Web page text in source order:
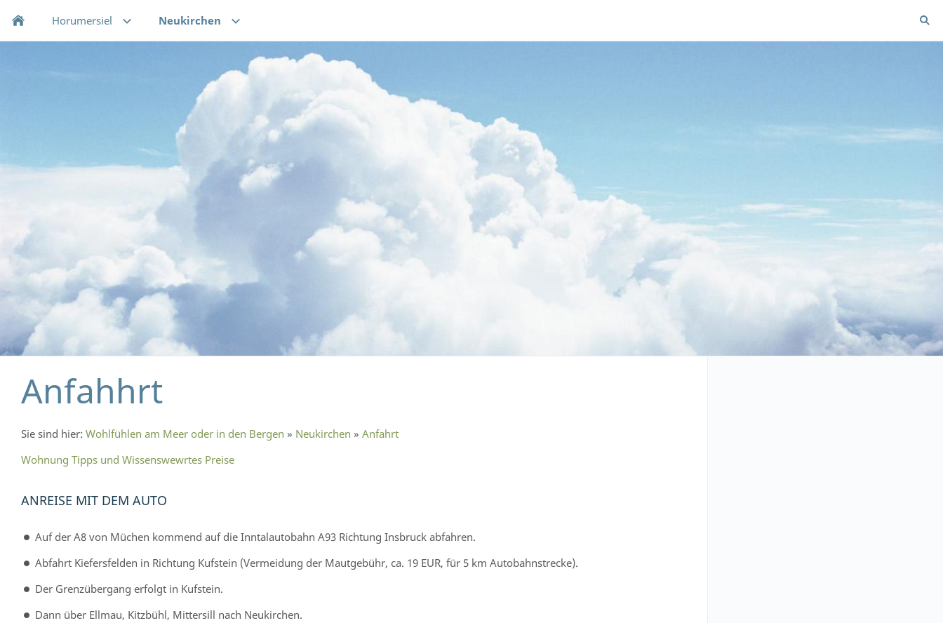
Horumersiel Neukirchen
Anfahhrt
Sie sind hier: Wohlfühlen am Meer oder in den Bergen » Neukirchen » Anfahrt
Wohnung Tipps und Wissenswewrtes Preise
ANREISE MIT DEM AUTO
Auf der A8 von Müchen kommend auf die Inntalautobahn A93 Richtung Insbruck abfahren.
Abfahrt Kiefersfelden in Richtung Kufstein (Vermeidung der Mautgebühr, ca. 19 EUR, für 5 km Autobahnstrecke).
Der Grenzübergang erfolgt in Kufstein.
Dann über Ellmau, Kitzbühl, Mittersill nach Neukirchen.